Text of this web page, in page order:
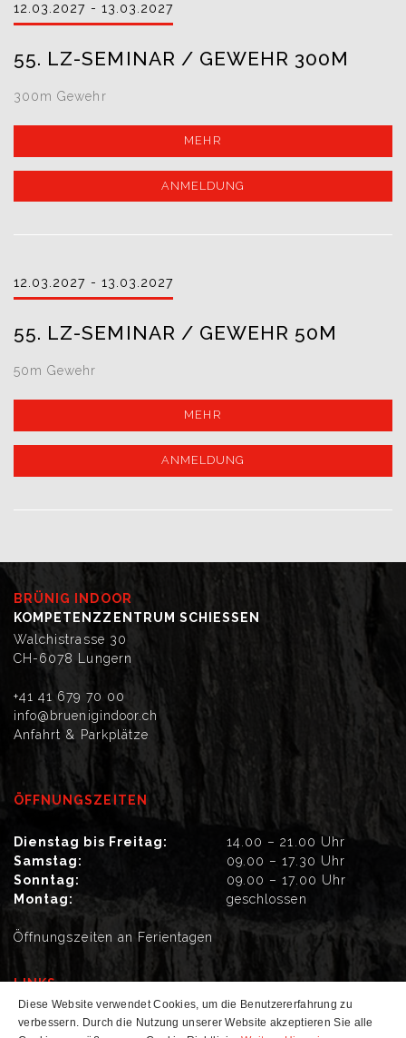
12.03.2027 - 13.03.2027
55. LZ-SEMINAR / GEWEHR 300M
300m Gewehr
MEHR
ANMELDUNG
12.03.2027 - 13.03.2027
55. LZ-SEMINAR / GEWEHR 50M
50m Gewehr
MEHR
ANMELDUNG
BRÜNIG INDOOR
KOMPETENZZENTRUM SCHIESSEN
Walchistrasse 30
CH-6078 Lungern
+41 41 679 70 00
info@bruenigindoor.ch
Anfahrt & Parkplätze
ÖFFNUNGSZEITEN
Dienstag bis Freitag:
14.00 – 21.00 Uhr
Samstag:
09.00 – 17.30 Uhr
Sonntag:
09.00 – 17.00 Uhr
Montag:
geschlossen
Öffnungszeiten an Ferientagen
LINKS
Diese Website verwendet Cookies, um die Benutzererfahrung zu
verbessern. Durch die Nutzung unserer Website akzeptieren Sie alle